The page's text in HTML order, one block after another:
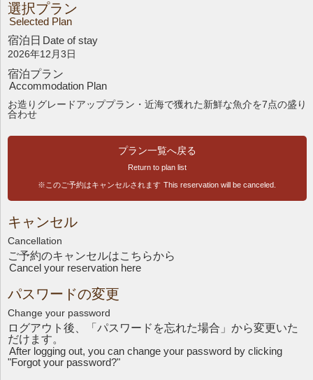
選択プラン
Selected Plan
宿泊日 Date of stay
2026年12月3日
宿泊プラン
Accommodation Plan
お造りグレードアッププラン・近海で獲れた新鮮な魚介を7点の盛り
合わせ
プラン一覧へ戻る
Return to plan list
※このご予約はキャンセルされます This reservation will be canceled.
キャンセル
Cancellation
ご予約のキャンセルはこちらから
Cancel your reservation here
パスワードの変更
Change your password
ログアウト後、「パスワードを忘れた場合」から変更いた
だけます。
After logging out, you can change your password by clicking
"Forgot your password?"